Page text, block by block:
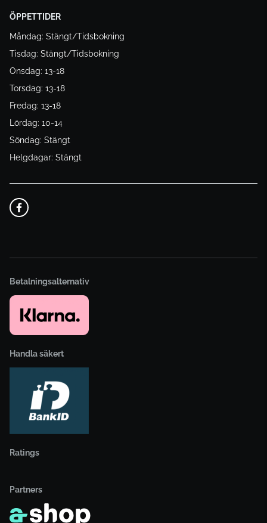
ÖPPETTIDER
Måndag: Stängt/Tidsbokning
Tisdag: Stängt/Tidsbokning
Onsdag: 13-18
Torsdag: 13-18
Fredag: 13-18
Lördag: 10-14
Söndag: Stängt
Helgdagar: Stängt
Betalningsalternativ
Handla säkert
Ratings
Partners